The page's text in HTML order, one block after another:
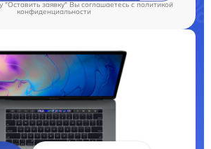
"Оставить заявку" Вы соглашаетесь cполитикой
конфиденциальности